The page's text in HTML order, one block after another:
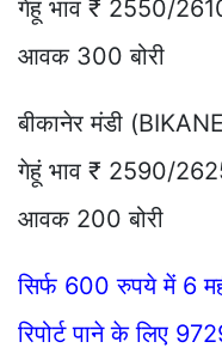
गेहूं भाव ₹ 2550/
आवक 300 बोरी
बीकानेर मंडी
गेहूं भाव ₹ 2590/
आवक 200 बोरी
सिर्फ 600 रुपये में 6
रिपोर्ट पाने के लिए